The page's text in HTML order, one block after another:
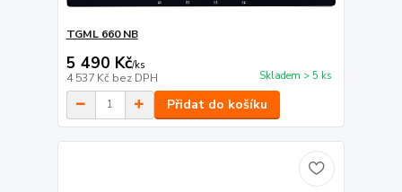
TGML 660 NB
5 490 Kč/ks
4 537 Kč bez DPH Skladem > 5 ks
Přidat do košíku